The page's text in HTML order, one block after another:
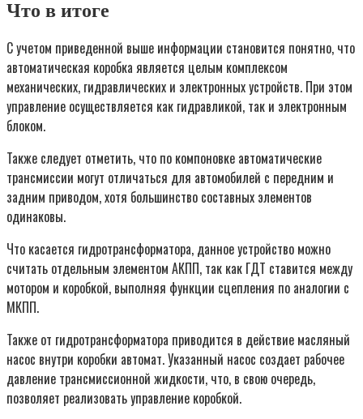
Что в итоге
С учетом приведенной выше информации становится понятно, что
автоматическая коробка является целым комплексом
механических, гидравлических и электронных устройств. При этом
управление осуществляется как гидравликой, так и электронным
блоком.
Также следует отметить, что по компоновке автоматические
трансмиссии могут отличаться для автомобилей с передним и
задним приводом, хотя большинство составных элементов
одинаковы.
Что касается гидротрансформатора, данное устройство можно
считать отдельным элементом АКПП, так как ГДТ ставится между
мотором и коробкой, выполняя функции сцепления по аналогии с
МКПП.
Также от гидротрансформатора приводится в действие масляный
насос внутри коробки автомат. Указанный насос создает рабочее
давление трансмиссионной жидкости, что, в свою очередь,
позволяет реализовать управление коробкой.